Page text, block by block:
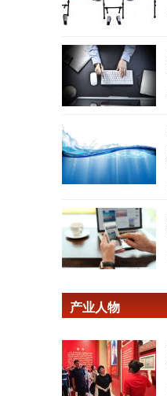
产业人物